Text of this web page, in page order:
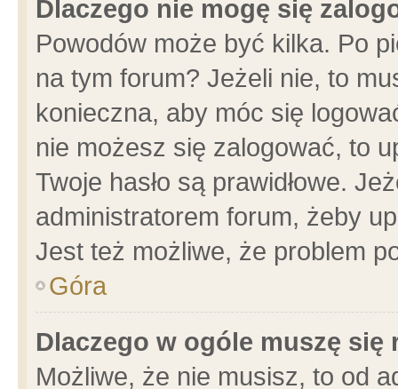
Dlaczego nie mogę się
Powodów może być kilka. Po
na tym forum? Jeżeli nie, to
konieczna, aby móc się
nie możesz się zalogować, to
Twoje hasło są prawidłowe.
administratorem forum, żeby
Jest też możliwe, że problem
Góra
Dlaczego w ogóle muszę się
Możliwe, że nie musisz, to od